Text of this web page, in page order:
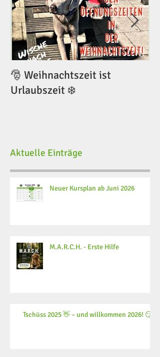
🎅 Weihnachtszeit ist
Urlaubszeit ❄️
Aktuelle Einträge
Neuer Kursplan ab Juni 2026
M.A.R.C.H. - Erste Hilfe
Tschüss 2025 👋 – und willkommen 2026! 😏